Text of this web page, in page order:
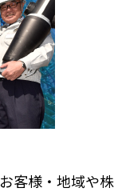
客様・地域や株